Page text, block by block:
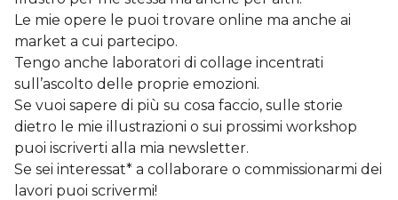
Le mie opere le puoi trovare online ma anche ai
market a cui partecipo.
Tengo anche laboratori di collage incentrati
sull’ascolto delle proprie emozioni.
Se vuoi sapere di più su cosa faccio, sulle storie
dietro le mie illustrazioni o sui prossimi workshop
puoi iscriverti alla mia newsletter.
Se sei interessat* a collaborare o commissionarmi dei
lavori puoi scrivermi!